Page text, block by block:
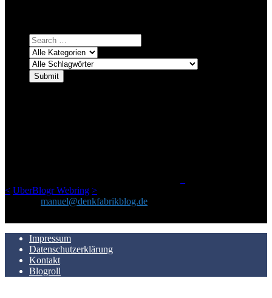
< UberBlogr Webring >
manuel@denkfabrikblog.de
Impressum
Datenschutzerklärung
Kontakt
Blogroll